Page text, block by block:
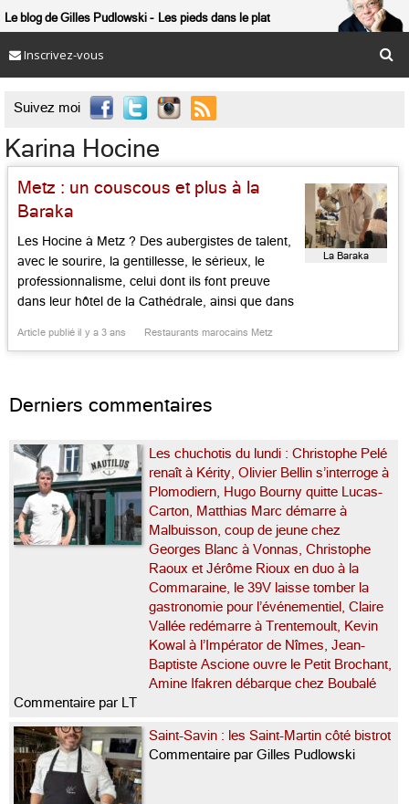
Le blog de Gilles Pudlowski Les pieds dans le plat
Inscrivez-vous
Suivez moi 
Karina Hocine
Metz : un couscous et plus à la
Baraka
Les Hocine à Metz ? Des aubergistes de talent,
avec le sourire, la gentillesse, le sérieux, le
professionnalisme, celui dont ils font preuve
dans leur hôtel de la Cathédrale, ainsi que dans
qui trône, comme une perle kabyle, place de
Article publié il y a 3 ans Restaurants marocains Metz
La Baraka
Derniers commentaires
Les chuchotis du lundi : Christophe Pelé
renaît à Kérity, Olivier Bellin s’interroge à
Plomodiern, Hugo Bourny quitte Lucas-
Carton, Matthias Marc démarre à
Malbuisson, coup de jeune chez
Georges Blanc à Vonnas, Christophe
Raoux et Jérôme Rioux en duo à la
Commaraine, le 39V laisse tomber la
gastronomie pour l’événementiel, Claire
Vallée redémarre à Trentemoult, Kevin
Kowal à l’Impérator de Nîmes, Jean-
Baptiste Ascione ouvre le Petit Brochant,
Amine Ifakren débarque chez Boubalé
Commentaire par LT
Saint-Savin : les Saint-Martin côté bistrot
Commentaire par Gilles Pudlowski